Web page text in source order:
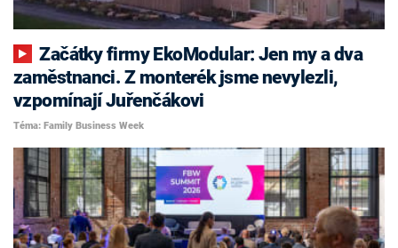
Začátky firmy EkoModular: Jen my a dva
zaměstnanci. Z monterék jsme nevylezli,
vzpomínají Juřenčákovi
Téma: Family Business Week